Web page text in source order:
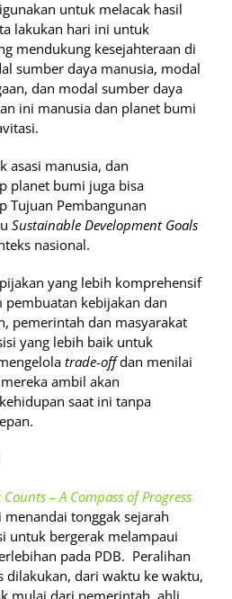
untuk melacak hasil
lakukan hari ini untuk
mendukung kesejahteraan di
sumber daya manusia, modal
dan modal sumber daya
ini manusia dan planet bumi
asasi manusia, dan
planet bumi juga bisa
Tujuan Pembangunan
Sustainable Development Goals
nasional.
yang lebih komprehensif
pembuatan kebijakan dan
pemerintah dan masyarakat
yang lebih baik untuk
trade-offdan menilai
ambil akan
saat ini tanpa
– A Compass of Progress
tonggak sejarah
untuk bergerak melampaui
pada PDB. Peralihan
dilakukan, dari waktu ke waktu,
mulai dari pemerintah, ahli